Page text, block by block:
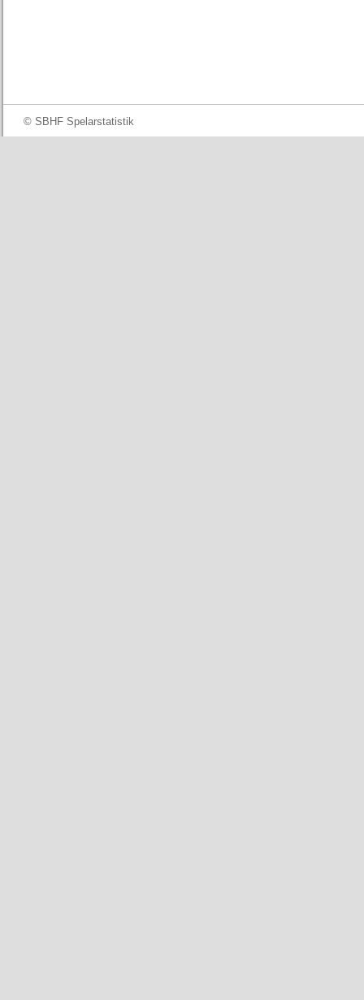
© SBHF Spelarstatistik